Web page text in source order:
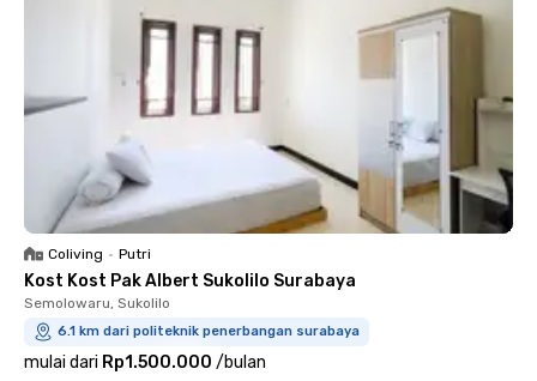
Coliving • Putri
Kost Kost Pak Albert Sukolilo Surabaya
Semolowaru, Sukolilo
6.1 km dari politeknik penerbangan surabaya
mulai dari Rp1.500.000 /bulan